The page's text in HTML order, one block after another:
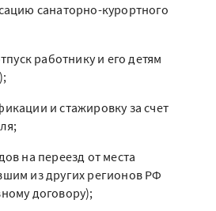
санаторно-курортного
работнику и его детям
и стажировку за счет
на переезд от места
из других регионов РФ
договору);